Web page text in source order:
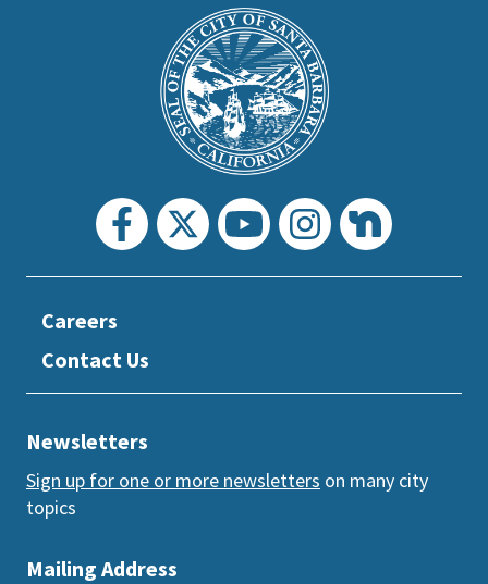
Careers
Contact Us
Mailing Address
Newsletters
Sign up for one or more newsletters on many city
topics